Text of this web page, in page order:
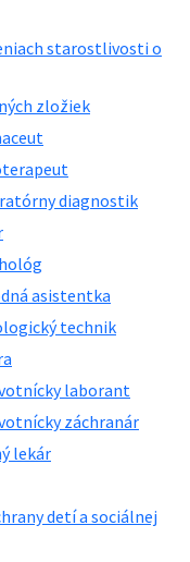
starostlivosti o
zložiek
diagnostik
asistentka
technik
laborant
záchranár
lekár
detí a sociálnej